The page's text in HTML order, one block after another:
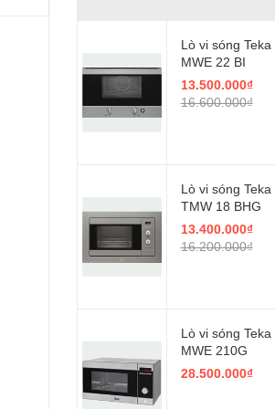
Lò vi sóng Teka
MWE 22 BI
13.500.000₫
16.600.000₫
Lò vi sóng Teka
TMW 18 BHG
13.400.000₫
16.200.000₫
Lò vi sóng Teka
MWE 210G
28.500.000₫